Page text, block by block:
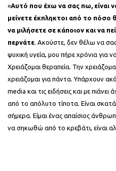
«Αυτό που έχω να σας πω, είναι
μείνετε έκπληκτοι από το πόσο
να μιλήσετε σε κάποιον και να
περνάτε . Ακούστε, δεν θέλω να
ψυχική υγεία, μου πήρε χρόνια για
Χρειάζομαι θεραπεία. Την
χρειάζομαι για πάντα. Υπάρχουν
media και τις ειδήσεις και με
από το απόλυτο τίποτα. Είναι
σήμερα. Είμαι ένας απαίσιος
να σηκωθώ από το κρεβάτι, είναι